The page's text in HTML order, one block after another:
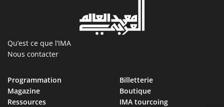
Qu’est ce que l’IMA
Nous contacter
Programmation
Magazine
Ressources
Billetterie
Boutique
IMA tourcoing